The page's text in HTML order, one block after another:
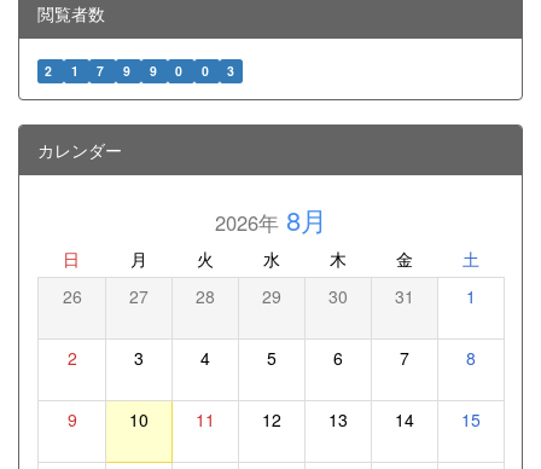
閲覧者数
2 1 7 9 9 0 0 3
カレンダー
2026年8月
日 月 火 水 木 金 土
26 27 28 29 30 31 1
2 3 4 5 6 7 8
9 10 11 12 13 14 15